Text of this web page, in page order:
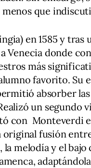
que
en 1585 y tras
Venecia donde
más
favorito. Su
absorber
un segundo
con Monteverdi
fusión
la melodía y el